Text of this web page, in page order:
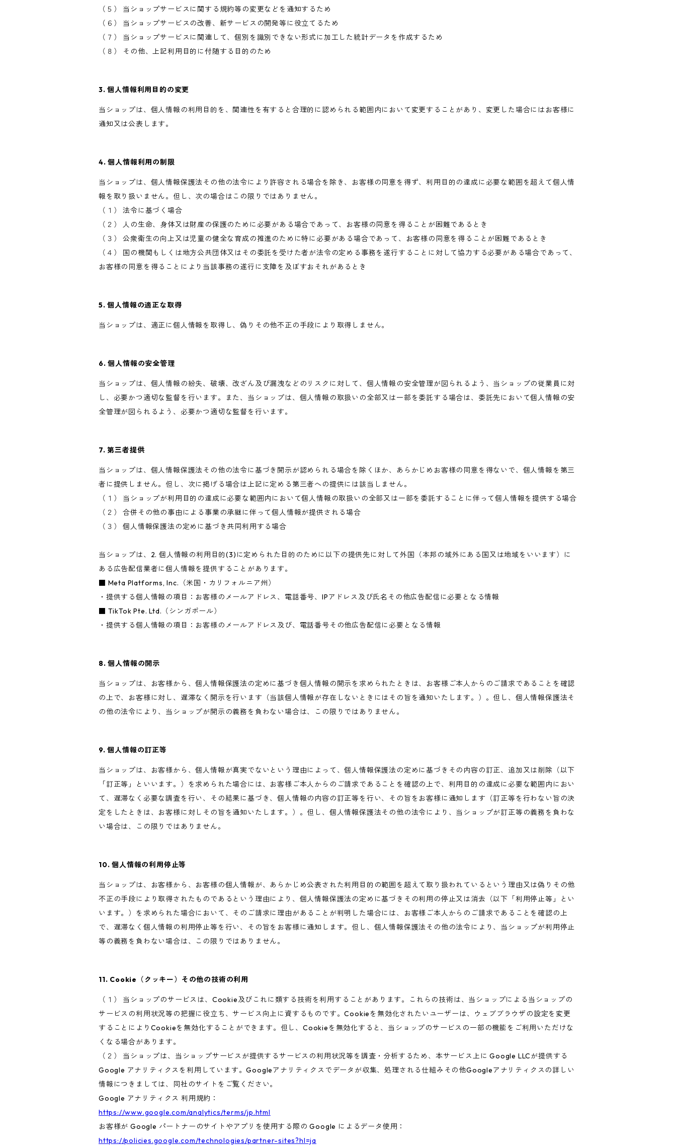
（５） 当ショップサービスに関する規約等の変更などを通知するため
（６） 当ショップサービスの改善、新サービスの開発等に役立てるため
（７） 当ショップサービスに関連して、個別を識別できない形式に加工した統計データを作成するため
（８） その他、上記利用目的に付随する目的のため
3. 個人情報利用目的の変更
当ショップは、個人情報の利用目的を、関連性を有すると合理的に認められる範囲内において変更することがあり、変更した場合にはお客様に
通知又は公表します。
4. 個人情報利用の制限
当ショップは、個人情報保護法その他の法令により許容される場合を除き、お客様の同意を得ず、利用目的の達成に必要な範囲を超えて個人情
報を取り扱いません。但し、次の場合はこの限りではありません。
（１） 法令に基づく場合
（２） 人の生命、身体又は財産の保護のために必要がある場合であって、お客様の同意を得ることが困難であるとき
（３） 公衆衛生の向上又は児童の健全な育成の推進のために特に必要がある場合であって、お客様の同意を得ることが困難であるとき
（４） 国の機関もしくは地方公共団体又はその委託を受けた者が法令の定める事務を遂行することに対して協力する必要がある場合であって、
お客様の同意を得ることにより当該事務の遂行に支障を及ぼすおそれがあるとき
5. 個人情報の適正な取得
当ショップは、適正に個人情報を取得し、偽りその他不正の手段により取得しません。
6. 個人情報の安全管理
当ショップは、個人情報の紛失、破壊、改ざん及び漏洩などのリスクに対して、個人情報の安全管理が図られるよう、当ショップの従業員に対
し、必要かつ適切な監督を行います。また、当ショップは、個人情報の取扱いの全部又は一部を委託する場合は、委託先において個人情報の安
全管理が図られるよう、必要かつ適切な監督を行います。
7. 第三者提供
当ショップは、個人情報保護法その他の法令に基づき開示が認められる場合を除くほか、あらかじめお客様の同意を得ないで、個人情報を第三
者に提供しません。但し、次に掲げる場合は上記に定める第三者への提供には該当しません。
（１） 当ショップが利用目的の達成に必要な範囲内において個人情報の取扱いの全部又は一部を委託することに伴って個人情報を提供する場合
（２） 合併その他の事由による事業の承継に伴って個人情報が提供される場合
（３） 個人情報保護法の定めに基づき共同利用する場合
当ショップは、2. 個人情報の利用目的(3)に定められた目的のために以下の提供先に対して外国（本邦の域外にある国又は地域をいいます）に
ある広告配信業者に個人情報を提供することがあります。
■ Meta Platforms, Inc.（米国・カリフォルニア州）
・提供する個人情報の項目：お客様のメールアドレス、電話番号、IPアドレス及び氏名その他広告配信に必要となる情報
■ TikTok Pte. Ltd.（シンガポール）
・提供する個人情報の項目：お客様のメールアドレス及び、電話番号その他広告配信に必要となる情報
8. 個人情報の開示
当ショップは、お客様から、個人情報保護法の定めに基づき個人情報の開示を求められたときは、お客様ご本人からのご請求であることを確認
の上で、お客様に対し、遅滞なく開示を行います（当該個人情報が存在しないときにはその旨を通知いたします。）。但し、個人情報保護法そ
の他の法令により、当ショップが開示の義務を負わない場合は、この限りではありません。
9. 個人情報の訂正等
当ショップは、お客様から、個人情報が真実でないという理由によって、個人情報保護法の定めに基づきその内容の訂正、追加又は削除（以下
「訂正等」といいます。）を求められた場合には、お客様ご本人からのご請求であることを確認の上で、利用目的の達成に必要な範囲内におい
て、遅滞なく必要な調査を行い、その結果に基づき、個人情報の内容の訂正等を行い、その旨をお客様に通知します（訂正等を行わない旨の決
定をしたときは、お客様に対しその旨を通知いたします。）。但し、個人情報保護法その他の法令により、当ショップが訂正等の義務を負わな
い場合は、この限りではありません。
10. 個人情報の利用停止等
当ショップは、お客様から、お客様の個人情報が、あらかじめ公表された利用目的の範囲を超えて取り扱われているという理由又は偽りその他
不正の手段により取得されたものであるという理由により、個人情報保護法の定めに基づきその利用の停止又は消去（以下「利用停止等」とい
います。）を求められた場合において、そのご請求に理由があることが判明した場合には、お客様ご本人からのご請求であることを確認の上
で、遅滞なく個人情報の利用停止等を行い、その旨をお客様に通知します。但し、個人情報保護法その他の法令により、当ショップが利用停止
等の義務を負わない場合は、この限りではありません。
11. Cookie（クッキー）その他の技術の利用
（１） 当ショップのサービスは、Cookie及びこれに類する技術を利用することがあります。これらの技術は、当ショップによる当ショップの
サービスの利用状況等の把握に役立ち、サービス向上に資するものです。Cookieを無効化されたいユーザーは、ウェブブラウザの設定を変更
することによりCookieを無効化することができます。但し、Cookieを無効化すると、当ショップのサービスの一部の機能をご利用いただけな
くなる場合があります。
（２） 当ショップは、当ショップサービスが提供するサービスの利用状況等を調査・分析するため、本サービス上に Google LLCが提供する
Google アナリティクスを利用しています。Googleアナリティクスでデータが収集、処理される仕組みその他Googleアナリティクスの詳しい
情報につきましては、同社のサイトをご覧ください。
Google アナリティクス 利用規約：
https://www.google.com/analytics/terms/jp.html
お客様が Google パートナーのサイトやアプリを使用する際の Google によるデータ使用：
https://policies.google.com/technologies/partner-sites?hl=ja